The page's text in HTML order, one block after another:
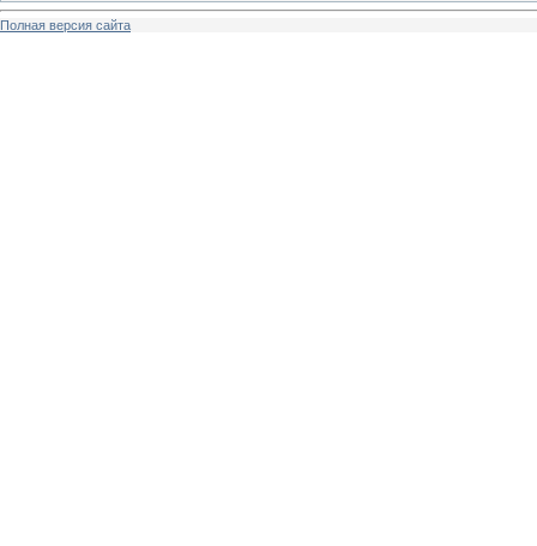
Полная версия сайта